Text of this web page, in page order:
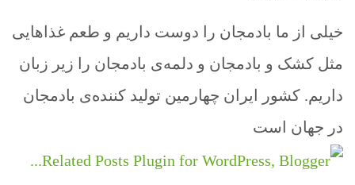
خیلی از ما بادمجان را دوست داریم و طعم غذاهایی
مثل کشک و بادمجان و دلمه‌ی بادمجان را زیر زبان
داریم. کشور ایران چهارمین تولید کننده‌ی بادمجان
در جهان است